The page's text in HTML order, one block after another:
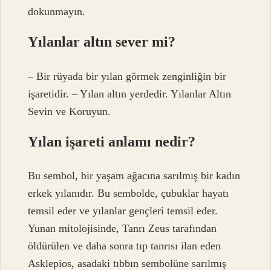
dokunmayın.
Yılanlar altın sever mi?
– Bir rüyada bir yılan görmek zenginliğin bir
işaretidir. – Yılan altın yerdedir. Yılanlar Altın
Sevin ve Koruyun.
Yılan işareti anlamı nedir?
Bu sembol, bir yaşam ağacına sarılmış bir kadın
erkek yılanıdır. Bu sembolde, çubuklar hayatı
temsil eder ve yılanlar gençleri temsil eder.
Yunan mitolojisinde, Tanrı Zeus tarafından
öldürülen ve daha sonra tıp tanrısı ilan eden
Asklepios, asadaki tıbbın sembolüne sarılmış